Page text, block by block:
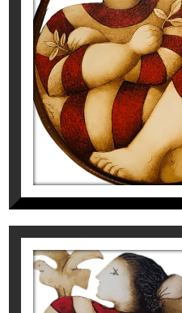
Víctor
5.500
S/T